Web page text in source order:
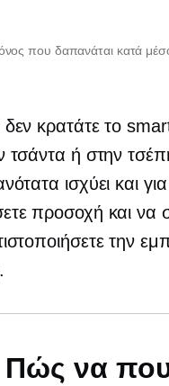
που δαπανάται κατά
κρατάτε το
τσάντα ή στην
ισχύει και
προσοχή και να
την
Πώς να